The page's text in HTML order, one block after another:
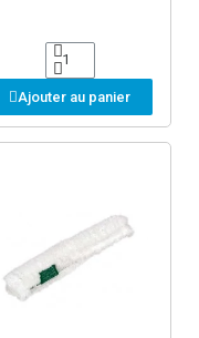
Ajouter au panier